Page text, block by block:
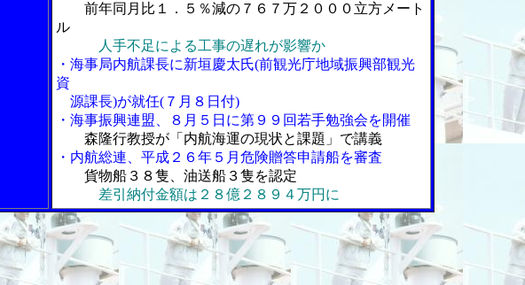
前年同月比１．５％減の７６７万２０００立方メート
ル
人手不足による工事の遅れが影響か
・海事局内航課長に新垣慶太氏(前観光庁地域振興部観光
資
源課長)が就任(７月８日付)
・海事振興連盟、８月５日に第９９回若手勉強会を開催
森隆行教授が「内航海運の現状と課題」で講義
・内航総連、平成２６年５月危険贈答申請船を審査
貨物船３８隻、油送船３隻を認定
差引納付金額は２８億２８９４万円に